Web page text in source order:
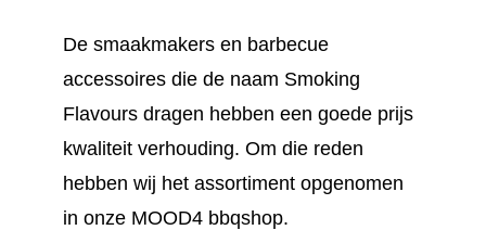
De smaakmakers en barbecue
accessoires die de naam Smoking
Flavours dragen hebben een goede prijs
kwaliteit verhouding. Om die reden
hebben wij het assortiment opgenomen
in onze MOOD4 bbqshop.